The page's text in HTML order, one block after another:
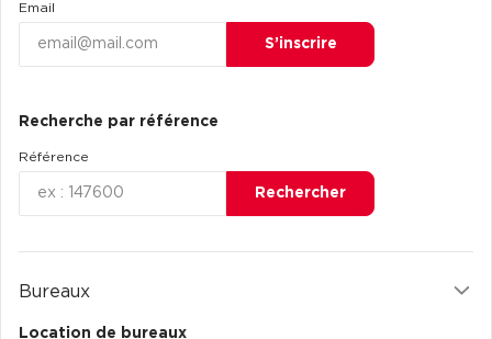
Email
S’inscrire
Recherche par référence
Référence
Rechercher
Bureaux
Location de bureaux